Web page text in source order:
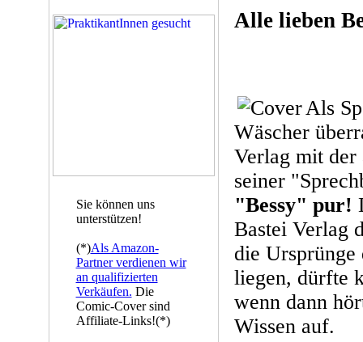
Sie können uns
unterstützen!
(*)Als Amazon-
Partner verdienen wir
an qualifizierten
Verkäufen. Die
Comic-Cover sind
Affiliate-Links!(*)
Alle lieben
Als
Wäscher
Verlag mit der
seiner
"Bessy" pur!
Bastei Verlag
die
liegen, dürfte
wenn dann
Wissen auf.